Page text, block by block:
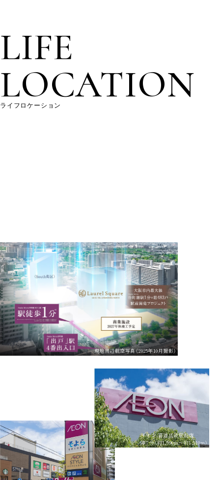
LIFE
LOCATION
ライフロケーション
イオン 喜連瓜破駅前店
車7分（約1,590m〜約1,510m）
現地周辺航空写真（2025年10月撮影）